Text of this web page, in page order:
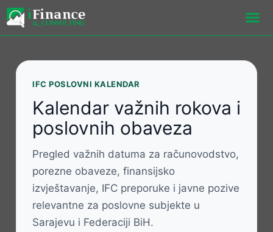
Skip
to
content
IFC POSLOVNI KALENDAR
Kalendar važnih rokova i
poslovnih obaveza
Pregled važnih datuma za računovodstvo,
porezne obaveze, finansijsko
izvještavanje, IFC preporuke i javne pozive
relevantne za poslovne subjekte u
Sarajevu i Federaciji BiH.